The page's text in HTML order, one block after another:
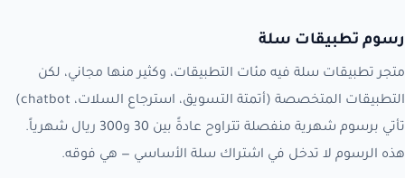
رسوم تطبيقات سلة
متجر تطبيقات سلة فيه مئات التطبيقات، وكثير منها مجاني، لكن
التطبيقات المتخصصة (أتمتة التسويق، استرجاع السلات، chatbot)
تأتي برسوم شهرية منفصلة تتراوح عادةً بين 30 و300 ريال شهرياً.
هذه الرسوم لا تدخل في اشتراك سلة الأساسي — هي فوقه.